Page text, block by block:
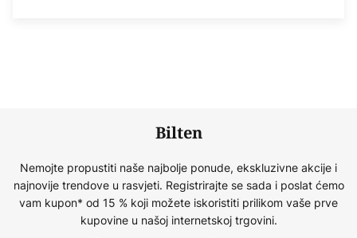
Bilten
Nemojte propustiti naše najbolje ponude, ekskluzivne akcije i
najnovije trendove u rasvjeti. Registrirajte se sada i poslat ćemo
vam kupon* od 15 % koji možete iskoristiti prilikom vaše prve
kupovine u našoj internetskoj trgovini.